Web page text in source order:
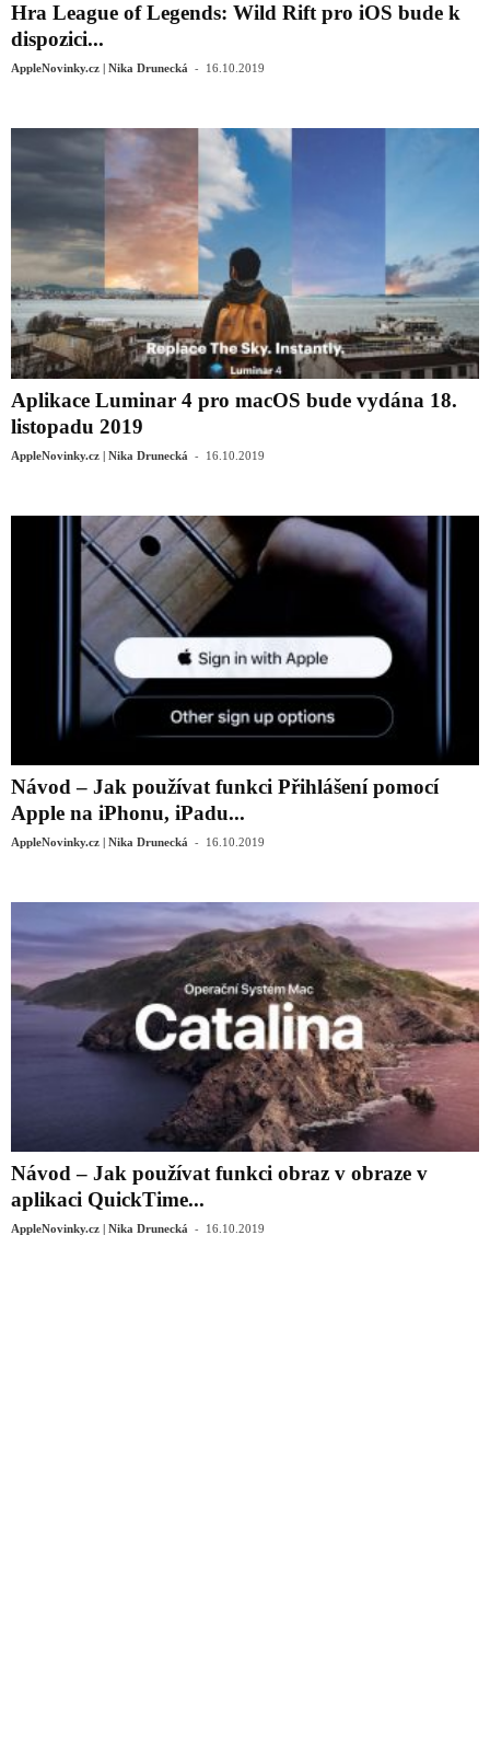
Hra League of Legends: Wild Rift pro iOS bude k
dispozici...
AppleNovinky.cz | Nika Drunecká - 16.10.2019
Aplikace Luminar 4 pro macOS bude vydána 18.
listopadu 2019
AppleNovinky.cz | Nika Drunecká - 16.10.2019
Návod – Jak používat funkci Přihlášení pomocí
Apple na iPhonu, iPadu...
AppleNovinky.cz | Nika Drunecká - 16.10.2019
Návod – Jak používat funkci obraz v obraze v
aplikaci QuickTime...
AppleNovinky.cz | Nika Drunecká - 16.10.2019